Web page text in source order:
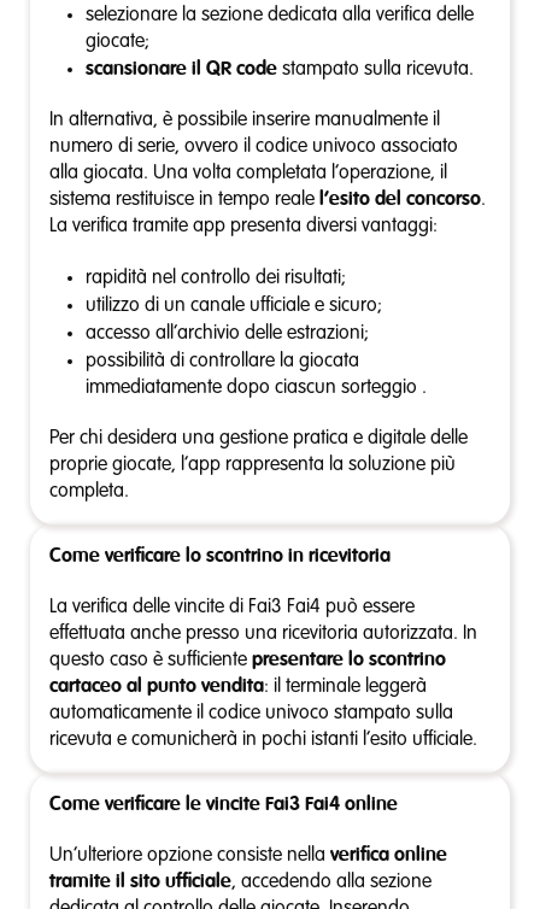
selezionare la sezione dedicata alla verifica delle
giocate;
scansionare il QR code stampato sulla ricevuta.
In alternativa, è possibile inserire manualmente il
numero di serie, ovvero il codice univoco associato
alla giocata. Una volta completata l’operazione, il
sistema restituisce in tempo reale l’esito del concorso.
La verifica tramite app presenta diversi vantaggi:
rapidità nel controllo dei risultati;
utilizzo di un canale ufficiale e sicuro;
accesso all’archivio delle estrazioni;
possibilità di controllare la giocata
immediatamente dopo ciascun sorteggio .
Per chi desidera una gestione pratica e digitale delle
proprie giocate, l’app rappresenta la soluzione più
completa.
Come verificare lo scontrino in ricevitoria
La verifica delle vincite di Fai3 Fai4 può essere
effettuata anche presso una ricevitoria autorizzata. In
questo caso è sufficiente presentare lo scontrino
cartaceo al punto vendita: il terminale leggerà
automaticamente il codice univoco stampato sulla
ricevuta e comunicherà in pochi istanti l’esito ufficiale.
Come verificare le vincite Fai3 Fai4 online
Un’ulteriore opzione consiste nella verifica online
tramite il sito ufficiale, accedendo alla sezione